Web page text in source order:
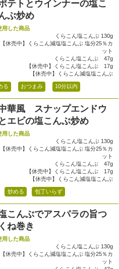
テトとウインナーの塩こ
ぶ炒め
用した商品
くらこん塩こんぶ 130g
【休売中】くらこん減塩塩こんぶ 塩分25％カ
ット
くらこん塩こんぶ 47g
【休売中】くらこん塩こんぶ 17g
【休売中】くらこん減塩塩こんぶ
る おつまみ 10分以内
華風 スナップエンドウ
とエビの塩こんぶ炒め
用した商品
くらこん塩こんぶ 130g
【休売中】くらこん減塩塩こんぶ 塩分25％カ
ット
くらこん塩こんぶ 47g
【休売中】くらこん塩こんぶ 17g
【休売中】くらこん減塩塩こんぶ
炒める 包丁いらず
こんぶでアスパラの旨つ
くね巻き
用した商品
くらこん塩こんぶ 130g
【休売中】くらこん減塩塩こんぶ 塩分25％カ
ット